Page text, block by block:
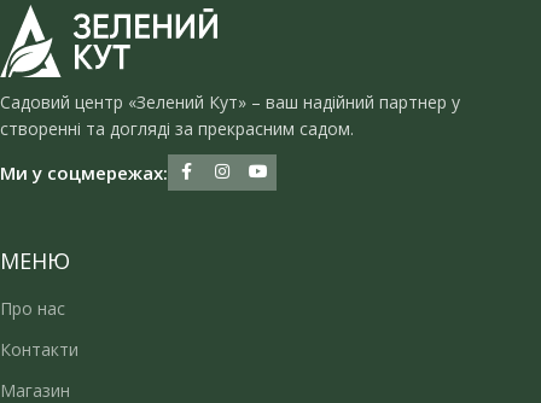
Садовий центр «Зелений Кут» – ваш надійний партнер у
створенні та догляді за прекрасним садом.
Ми у соцмережах:
МЕНЮ
Про нас
Контакти
Магазин